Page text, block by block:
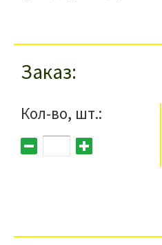
Заказ
Кол-во, шт.: